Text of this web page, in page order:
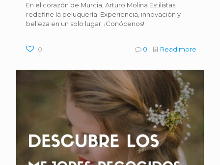
En el corazón de Murcia, Arturo Molina Estilistas
redefine la peluquería. Experiencia, innovación y
belleza en un solo lugar. ¡Conócenos!
0 0 Read more